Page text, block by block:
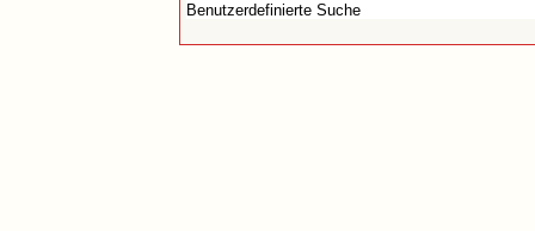
Benutzerdefinierte Suche